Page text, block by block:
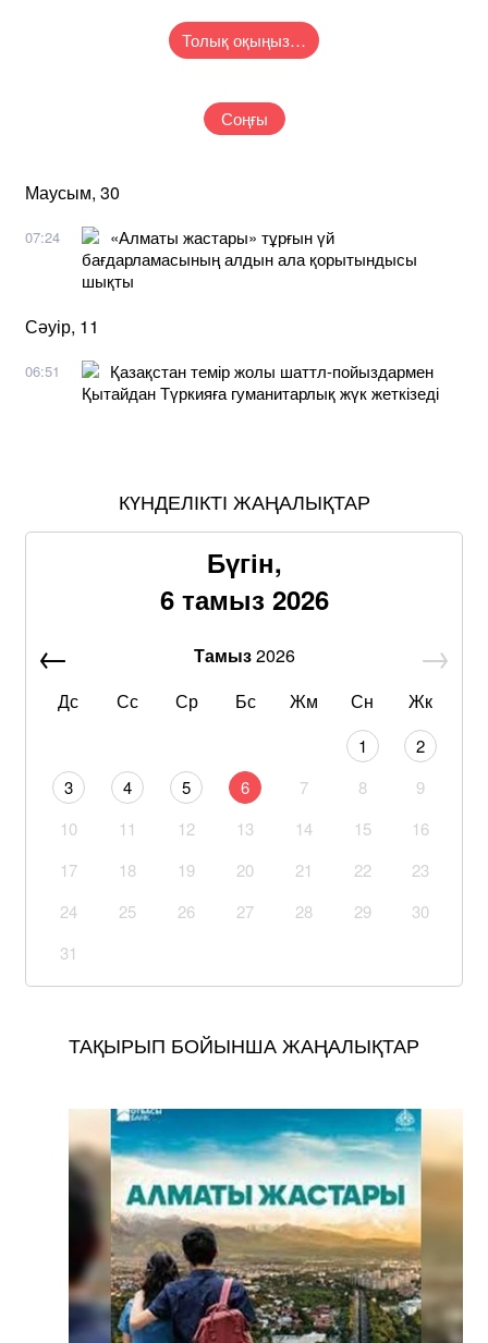
Толық оқыңыз…
Соңғы
Маусым, 30
07:24
«Алматы жастары» тұрғын үй
бағдарламасының алдын ала қорытындысы
шықты
Сәуір, 11
06:51
Қазақстан темір жолы шаттл-пойыздармен
Қытайдан Түркияға гуманитарлық жүк жеткізеді
КҮНДЕЛІКТІ ЖАҢАЛЫҚТАР
Бүгін,
6 тамыз 2026
Тамыз2026
Дс
Сс Ср Бс Жм Сн Жк
1
2
3
4 5 6 7 8
9
10
11 12 13 14 15
16
17
18 19 20 21 22
23
24
25 26 27 28 29
30
31
ТАҚЫРЫП БОЙЫНША ЖАҢАЛЫҚТАР